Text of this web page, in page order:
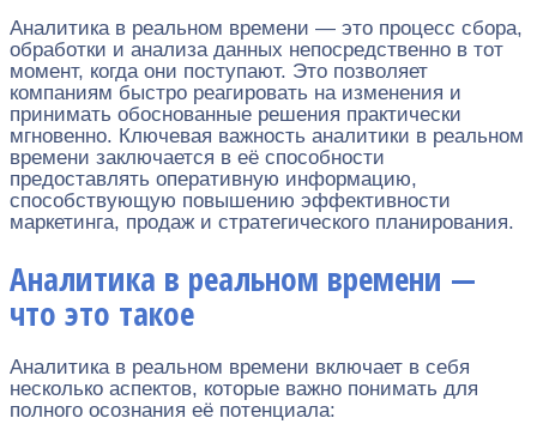
Аналитика в реальном времени — это процесс сбора,
обработки и анализа данных непосредственно в тот
момент, когда они поступают. Это позволяет
компаниям быстро реагировать на изменения и
принимать обоснованные решения практически
мгновенно. Ключевая важность аналитики в реальном
времени заключается в её способности
предоставлять оперативную информацию,
способствующую повышению эффективности
маркетинга, продаж и стратегического планирования.
Аналитика в реальном времени —
что это такое
Аналитика в реальном времени включает в себя
несколько аспектов, которые важно понимать для
полного осознания её потенциала: